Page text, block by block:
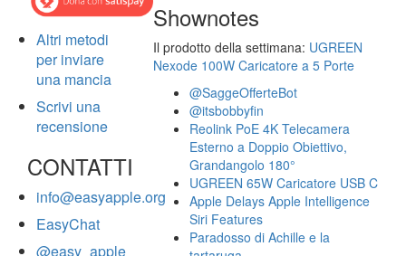
Altri metodi
per inviare
una mancia
Scrivi una
recensione
CONTATTI
info@easyapple.org
EasyChat
@easy_apple
Shownotes
Il prodotto della settimana: UGREEN
Nexode 100W Caricatore a 5 Porte
@SaggeOfferteBot
@itsbobbyfin
Reolink PoE 4K Telecamera
Esterno a Doppio Obiettivo,
Grandangolo 180°
UGREEN 65W Caricatore USB C
Apple Delays Apple Intelligence
Siri Features
Paradosso di Achille e la